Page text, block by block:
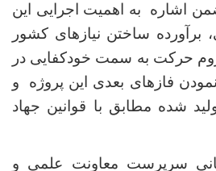
اشاره به اهمیت اجرایی این
برآورده ساختن نیازهای کشور
حرکت به سمت خودکفایی در
نمودن فازهای بعدی این پروژه و
شده مطابق با قوانین جهاد
سرپرست معاونت علمی و